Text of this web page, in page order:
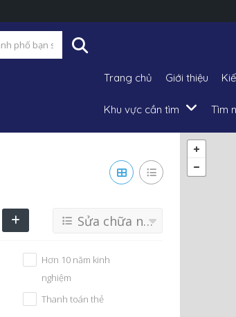
Trang chủ Giới thiệu
Khu vực cần tìm Tìm
Sửa chữa nhà
Hơn 10 năm kinh
nghiệm
Thanh toán thẻ